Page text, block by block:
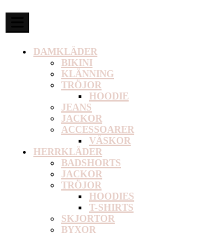
DAMKLÄDER
BIKINI
KLÄNNING
TRÖJOR
HOODIE
JEANS
JACKOR
ACCESSOARER
VÄSKOR
HERRKLÄDER
BADSHORTS
JACKOR
TRÖJOR
HOODIES
T-SHIRTS
SKJORTOR
BYXOR